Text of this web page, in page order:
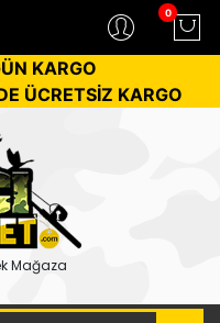
0
KARGO
ÜCRETSİZ KARGO
Mağaza